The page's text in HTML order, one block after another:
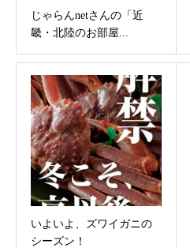
じゃらんnetさんの「近
畿・北陸のお部屋...
いよいよ、ズワイガニの
シーズン！